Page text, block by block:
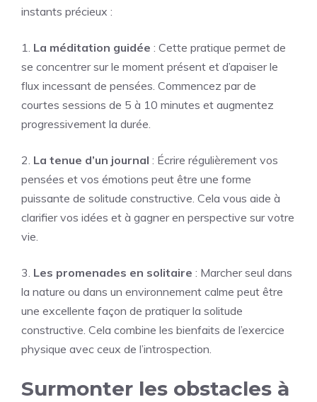
instants précieux :
1. La méditation guidée : Cette pratique permet de
se concentrer sur le moment présent et d’apaiser le
flux incessant de pensées. Commencez par de
courtes sessions de 5 à 10 minutes et augmentez
progressivement la durée.
2. La tenue d’un journal : Écrire régulièrement vos
pensées et vos émotions peut être une forme
puissante de solitude constructive. Cela vous aide à
clarifier vos idées et à gagner en perspective sur votre
vie.
3. Les promenades en solitaire : Marcher seul dans
la nature ou dans un environnement calme peut être
une excellente façon de pratiquer la solitude
constructive. Cela combine les bienfaits de l’exercice
physique avec ceux de l’introspection.
Surmonter les obstacles à